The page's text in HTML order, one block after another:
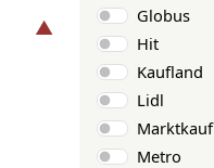
Globus
Hit
Kaufland
Lidl
Marktkauf
Metro